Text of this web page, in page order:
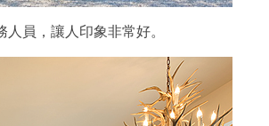
員，讓人印象非常好。